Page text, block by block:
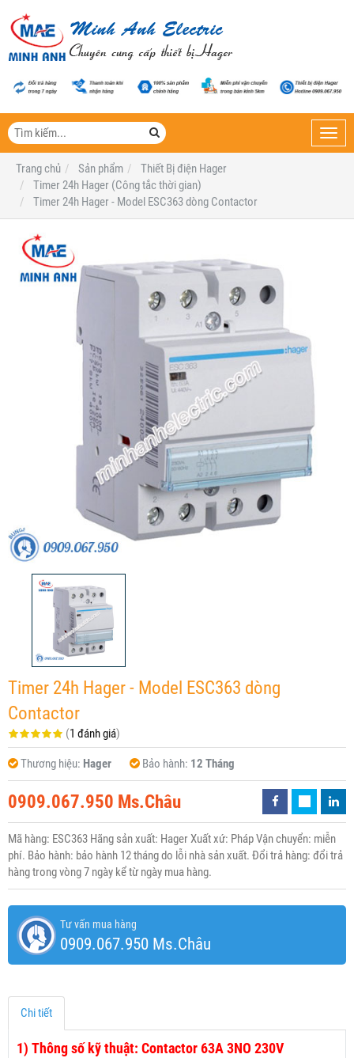
Trang chủ
Sản phẩm
Thiết Bị điện Hager
Timer 24h Hager (Công tắc thời gian)
Timer 24h Hager - Model ESC363 dòng Contactor
Timer 24h Hager - Model ESC363 dòng
Contactor
(1 đánh giá)
Thương hiệu: Hager Bảo hành: 12 Tháng
0909.067.950 Ms.Châu
Mã hàng: ESC363 Hãng sản xuất: Hager Xuất xứ: Pháp Vận chuyển: miễn
phí. Bảo hành: bảo hành 12 tháng do lỗi nhà sản xuất. Đổi trả hàng: đổi trả
hàng trong vòng 7 ngày kể từ ngày mua hàng.
Tư vấn mua hàng
0909.067.950 Ms.Châu
Chi tiết
1) Thông số kỹ thuật: Contactor 63A 3NO 230V